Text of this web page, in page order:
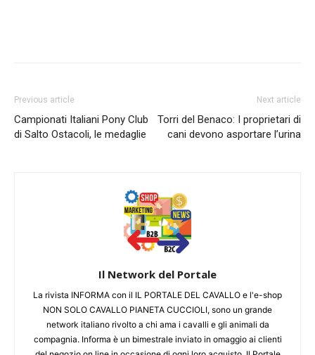
Previous article
Campionati Italiani Pony Club
di Salto Ostacoli, le medaglie
Next article
Torri del Benaco: I proprietari di
cani devono asportare l’urina
Il Network del Portale
La rivista INFORMA con il IL PORTALE DEL CAVALLO e l'e-shop
NON SOLO CAVALLO PIANETA CUCCIOLI, sono un grande
network italiano rivolto a chi ama i cavalli e gli animali da
compagnia. Informa è un bimestrale inviato in omaggio ai clienti